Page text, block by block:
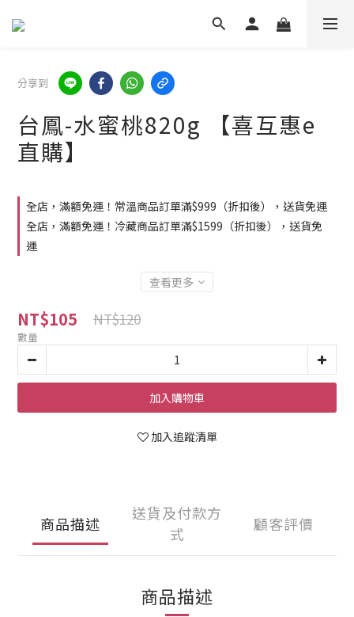
分享到
台鳳-水蜜桃820g 【喜互惠e
直購】
全店，滿額免運！常溫商品訂單滿$999（折扣後），送貨免運
全店，滿額免運！冷藏商品訂單滿$1599（折扣後），送貨免
運
查看更多
NT$105 NT$120
數量
加入購物車
加入追蹤清單
商品描述
送貨及付款方
式
顧客評價
商品描述